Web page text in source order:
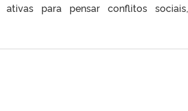
para pensar conflitos sociais,